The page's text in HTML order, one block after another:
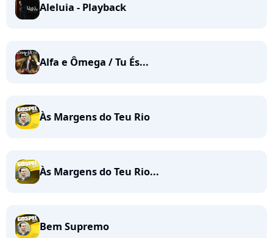
Aleluia - Playback
Alfa e Ômega / Tu És...
Às Margens do Teu Rio
Às Margens do Teu Rio...
Bem Supremo